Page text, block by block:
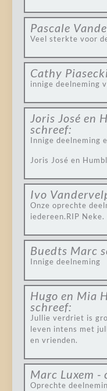
Pascale
Veel sterkte voor
Cathy
innige deelneming
Joris José en
schreef:
Innige deelneming
Joris José en
Ivo
Onze oprechte
iedereen.RIP Neke.
Buedts Marc
Innige deelneming
Hugo en Mia
schreef:
Jullie verdriet is
leven intens met
en vrienden.
Marc Luxem
Oprechte